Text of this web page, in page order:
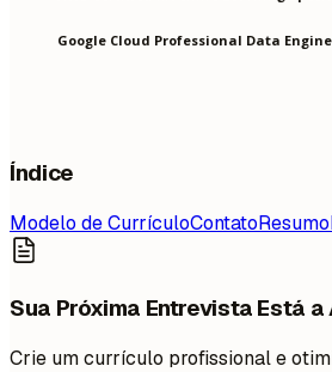
Google Cloud Professional Data
Índice
Modelo de CurrículoContatoResumo
Sua Próxima Entrevista Está
Crie um currículo profissional e